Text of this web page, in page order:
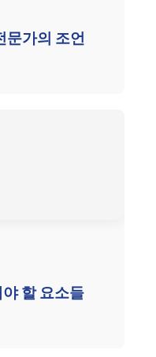
문가의 조언
할 요소들